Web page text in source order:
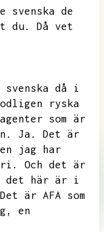
de
du.
Då vet
då i
ryska
som är
Ja.
Det är
jag har
Och det är
det här är i
Det är AFA som
en